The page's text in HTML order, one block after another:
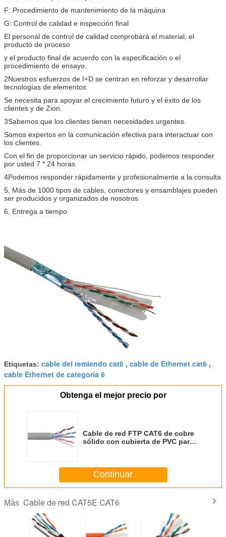
F: Procedimiento de mantenimiento de la máquina
G: Control de calidad e inspección final
El personal de control de calidad comprobará el material, el
producto de proceso
y el producto final de acuerdo con la especificación o el
procedimiento de ensayo.
2Nuestros esfuerzos de I+D se centran en reforzar y desarrollar
tecnologías de elementos
Se necesita para apoyar el crecimiento futuro y el éxito de los
clientes y de Zion.
3Sabemos que los clientes tienen necesidades urgentes.
Somos expertos en la comunicación efectiva para interactuar con
los clientes.
Con el fin de proporcionar un servicio rápido, podemos responder
por usted 7 * 24 horas.
4Podemos responder rápidamente y profesionalmente a la consulta
5, Más de 1000 tipos de cables, conectores y ensamblajes pueden
ser producidos y organizados de nosotros
6, Entrega a tiempo
Etiquetas: cable del remiendo cat6 , cable de Ethernet cat6 ,
cable Ethernet de categoría 6
Obtenga el mejor precio por
Cable de red FTP CAT6 de cobre
sólido con cubierta de PVC para
Continuar
Más Cable de red CAT5E CAT6